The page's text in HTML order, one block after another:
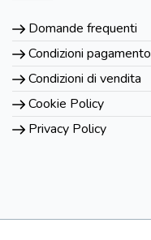
Domande frequenti
Condizioni pagamento
Condizioni di vendita
Cookie Policy
Privacy Policy